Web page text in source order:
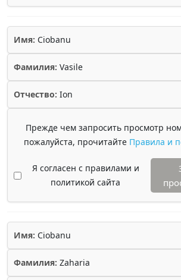
Имя: Ciobanu
Фамилия: Vasile
Отчество: Ion
Прежде чем запросить просмотр
пожалуйста, прочитайте Правила и
Я согласен с правилами и
политикой сайта
Имя: Ciobanu
Фамилия: Zaharia